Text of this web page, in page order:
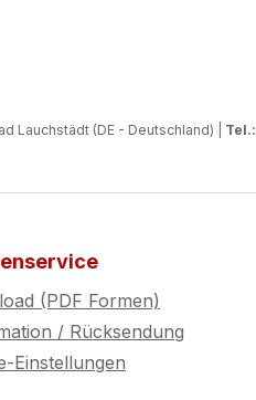
Lauchstädt (DE - Deutschland) | Tel.:
(PDF Formen)
/ Rücksendung
Einstellungen